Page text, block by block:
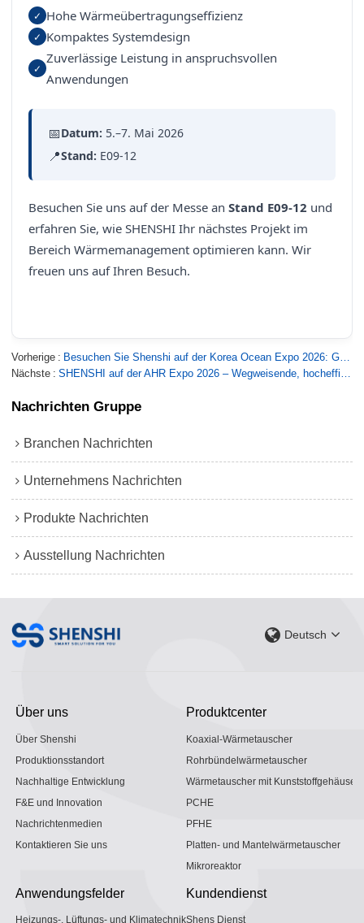
✓ Hohe Wärmeübertragungseffizienz
✓ Kompaktes Systemdesign
✓
Zuverlässige Leistung in anspruchsvollen
Anwendungen
📅Datum: 5.–7. Mai 2026
📍Stand: E09-12
Besuchen Sie uns auf der Messe anStand E09-12 und
erfahren Sie, wie SHENSHI Ihr nächstes Projekt im
Bereich Wärmemanagement optimieren kann. Wir
freuen uns auf Ihren Besuch.
Vorherige
Nächste
Nachrichten Gruppe
Branchen Nachrichten
Unternehmens Nachrichten
Produkte Nachrichten
Ausstellung Nachrichten
Deutsch
Über uns
Über Shenshi
Produktionsstandort
Nachhaltige Entwicklung
F&E und Innovation
Nachrichtenmedien
Kontaktieren Sie uns
Produktcenter
Koaxial-Wärmetauscher
Rohrbündelwärmetauscher
Wärmetauscher mit Kunststoffgehäuse
PCHE
PFHE
Platten- und Mantelwärmetauscher
Mikroreaktor
Anwendungsfelder
Heizungs-, Lüftungs- und Klimatechnik
Kundendienst
Shens Dienst